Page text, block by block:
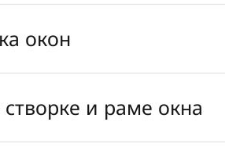
окон
и раме окна